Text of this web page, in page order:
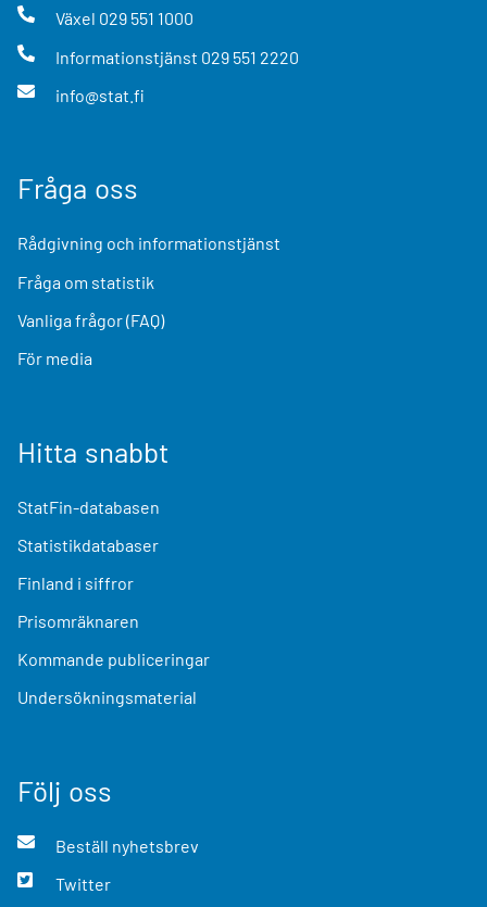
Växel 029 551 1000
Informationstjänst 029 551 2220
info@stat.fi
Fråga oss
Rådgivning och informationstjänst
Fråga om statistik
Vanliga frågor (FAQ)
För media
Hitta snabbt
StatFin-databasen
Statistikdatabaser
Finland i siffror
Prisomräknaren
Kommande publiceringar
Undersökningsmaterial
Följ oss
Beställ nyhetsbrev
Twitter